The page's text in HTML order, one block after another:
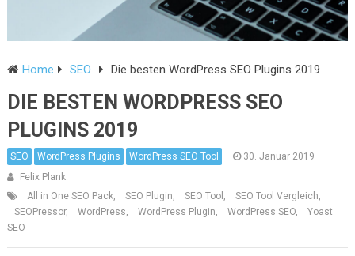
Home SEO Die besten WordPress SEO Plugins 2019
DIE BESTEN WORDPRESS SEO
PLUGINS 2019
SEO WordPress Plugins WordPress SEO Tool
30. Januar 2019
Felix Plank
All in One SEO Pack, SEO Plugin SEO Tool SEO Tool Vergleich
SEOPressor, WordPress WordPress Plugin WordPress SEO,
Yoast
SEO